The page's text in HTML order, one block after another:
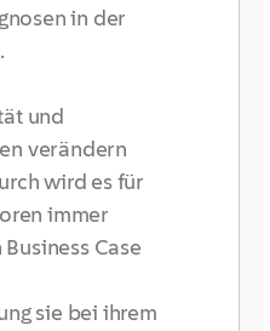
in der
und
verändern
wird es für
immer
Case
sie bei ihrem